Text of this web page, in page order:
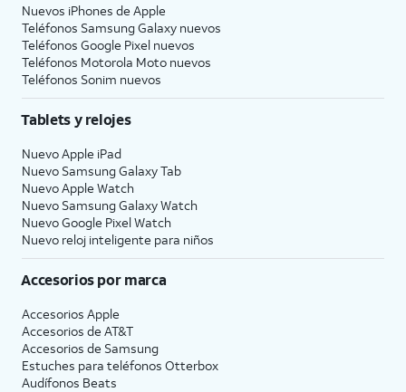
Nuevos iPhones de Apple
Teléfonos Samsung Galaxy nuevos
Teléfonos Google Pixel nuevos
Teléfonos Motorola Moto nuevos
Teléfonos Sonim nuevos
Tablets y relojes
Nuevo Apple iPad
Nuevo Samsung Galaxy Tab
Nuevo Apple Watch
Nuevo Samsung Galaxy Watch
Nuevo Google Pixel Watch
Nuevo reloj inteligente para niños
Accesorios por marca
Accesorios Apple
Accesorios de AT&T
Accesorios de Samsung
Estuches para teléfonos Otterbox
Audífonos Beats